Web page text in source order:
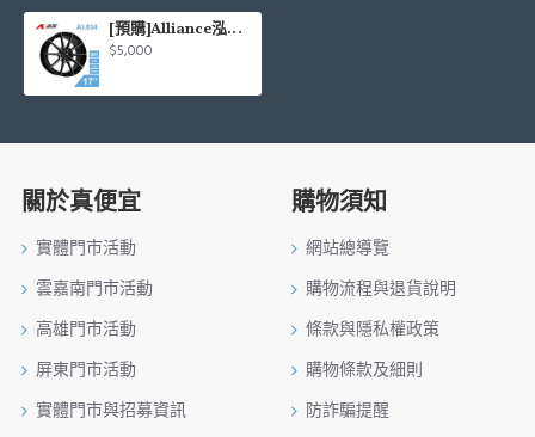
[預購]Alliance泓越 AVAS旋壓鋁圈輪框 AL834 17吋 5孔108/7.5J/ET38(黑底亮面)
$5,000
關於真便宜
實體門市活動
雲嘉南門市活動
高雄門市活動
屏東門市活動
實體門市與招募資訊
購物須知
網站總導覽
購物流程與退貨說明
條款與隱私權政策
購物條款及細則
防詐騙提醒